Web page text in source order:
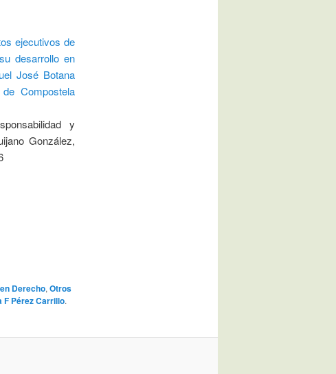
ejecutivos de
desarrollo en
José Botana
Compostela
y
González,
Derecho, Otros
F Pérez Carrillo.